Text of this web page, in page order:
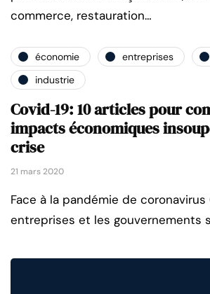
commerce, restauration…
économie entreprises
industrie
Covid-19: 10 articles pour
impacts économiques
crise
21 mars 2020
Face à la pandémie de coronavirus
entreprises et les gouvernements